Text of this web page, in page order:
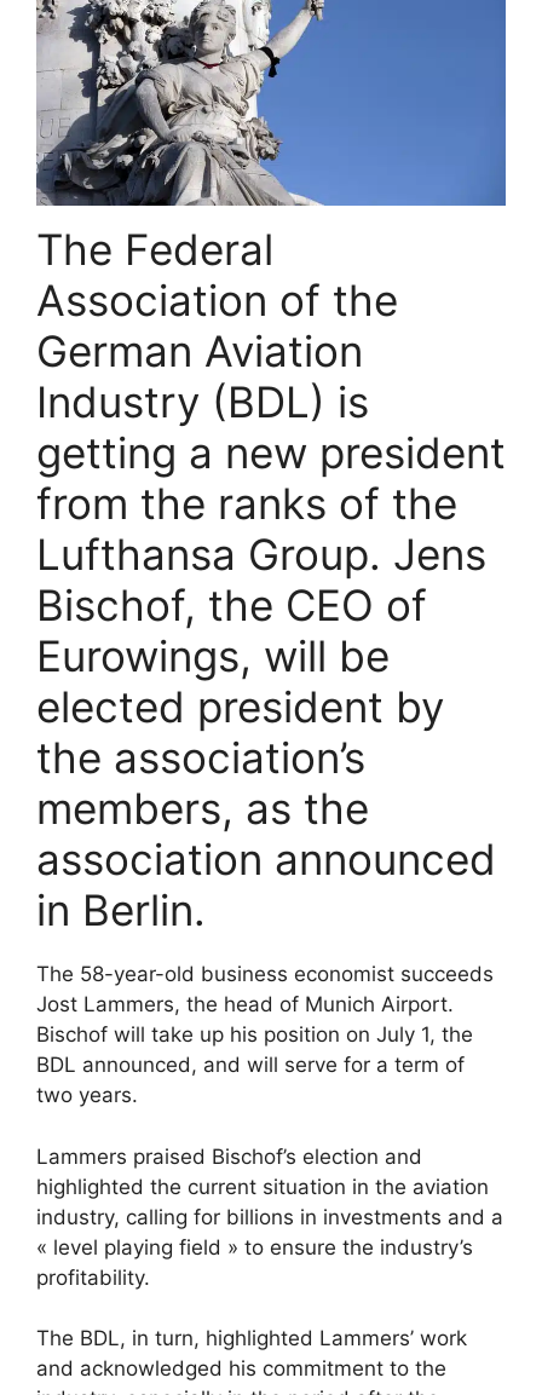
The Federal
Association of the
German Aviation
Industry (BDL) is
getting a new president
from the ranks of the
Lufthansa Group. Jens
Bischof, the CEO of
Eurowings, will be
elected president by
the association’s
members, as the
association announced
in Berlin.
The 58-year-old business economist succeeds
Jost Lammers, the head of Munich Airport.
Bischof will take up his position on July 1, the
BDL announced, and will serve for a term of
two years.
Lammers praised Bischof’s election and
highlighted the current situation in the aviation
industry, calling for billions in investments and a
« level playing field » to ensure the industry’s
profitability.
The BDL, in turn, highlighted Lammers’ work
and acknowledged his commitment to the